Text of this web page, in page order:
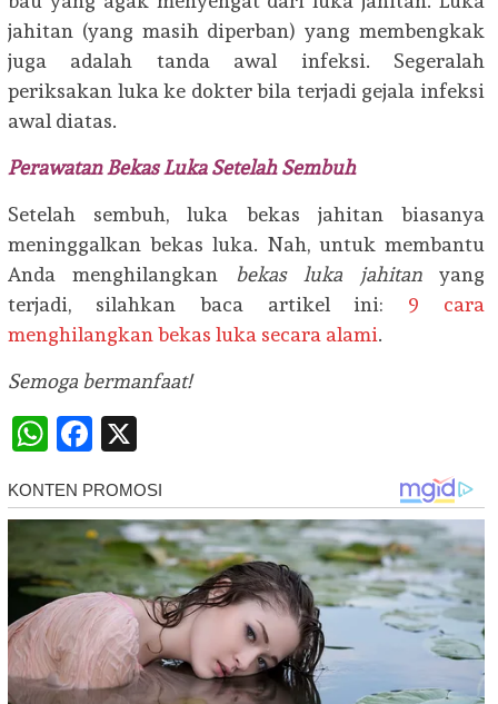
jahitan (yang masih diperban) yang membengkak
juga adalah tanda awal infeksi. Segeralah
periksakan luka ke dokter bila terjadi gejala infeksi
awal diatas.
Perawatan Bekas Luka Setelah Sembuh
Setelah sembuh, luka bekas jahitan biasanya
meninggalkan bekas luka. Nah, untuk membantu
Anda menghilangkan
bekas luka jahitanyang
terjadi, silahkan baca artikel ini: 9 cara
menghilangkan bekas luka secara alami.
Semoga bermanfaat!
WhatsApp
Facebook